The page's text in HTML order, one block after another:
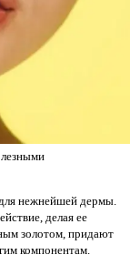
нежнейшей дермы.
делая ее
золотом, придают
компонентам.